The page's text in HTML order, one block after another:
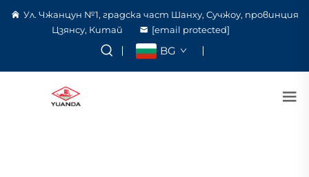
Ул. Чжанцун №1, градска част Шанху, Сучжоу, провинция
Цзянсу, Китай
[email protected]
BG